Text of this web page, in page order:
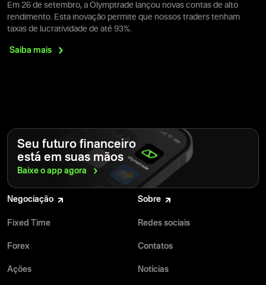
Em 26 de setembro, a Olymptrade lançou novas contas de alto
rendimento. Esta inovação permite que nossos traders tenham
taxas de lucratividade de até 93%.
Saiba mais
Seu futuro financeiro
está em suas mãos
Baixe o app agora
Negociação
Fixed Time
Forex
Ações
Sobre
Redes sociais
Contatos
Notícias